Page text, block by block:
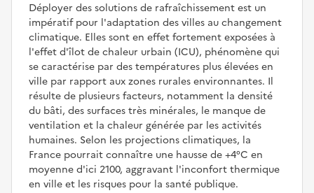
Déployer des solutions de rafraîchissement est un
impératif pour l'adaptation des villes au changement
climatique. Elles sont en effet fortement exposées à
l'effet d'îlot de chaleur urbain (ICU), phénomène qui
se caractérise par des températures plus élevées en
ville par rapport aux zones rurales environnantes. Il
résulte de plusieurs facteurs, notamment la densité
du bâti, des surfaces très minérales, le manque de
ventilation et la chaleur générée par les activités
humaines. Selon les projections climatiques, la
France pourrait connaître une hausse de +4°C en
moyenne d'ici 2100, aggravant l'inconfort thermique
en ville et les risques pour la santé publique.